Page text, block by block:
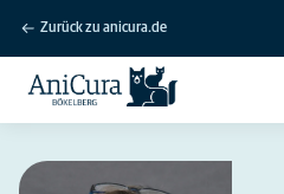
Zurück zu anicura.de